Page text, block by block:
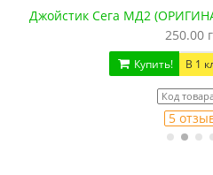
Джойстик Сега МД2
250.00
Купить! В 1
Код
5